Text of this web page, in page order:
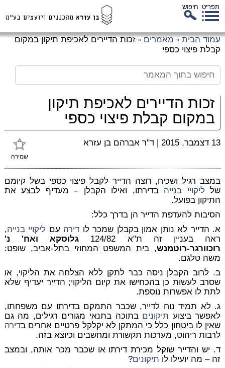
תפריט חיפוש
עמוד הבית » מאמרים » זכות הדיירים לאכיפת תיקון במקום
קבלת פיצוי כספי
זכות הדיירים לאכיפת תיקון
במקום קבלת פיצוי כספי
שמירה
13 דצמבר, 2015 | ד"ר אברהם בן עזרא
במצב רגיל ושכיח, רוצה הדייר לקבל פיצוי כספי בשל קיומם
שלליקויי בנייה בדירתו, ואילו הקבלן – מעדיף לבצע את
התיקון בפועל.
הסיבות להעדפת הדייר הן בדרך כלל:
א. הדייר לא נותן אמון בקבלן שמכר לו דירה עם ליקויי בנייה,
ראה בעניין זה ת"א 124/82
גלוסקא ואח' נ'
רוכוורגר-רוטמנש, בית המשפט המחוזי בתל-אביב, שופט:
משה טלגם.
ב. לרוב הקבלן ניסה כבר לתקן ללא הצלחה את הליקוי, או
שסרב לעשות כן בהכחישו את קיום הליקוי; הדייר יעדיף שלא
לתת לו אפשרות נוספת.
ג. לא תמיד נוח לדייר, שכבר התמקם בדירתו עם משפחתו,
לאפשר ביצוע תיקונים בתוכה בתנאי מגורים רגילים, מה גם
שאין לו ביטחון כלל כי המתקן לא יקלקל פרטיים אחרים בדירה
לרבות ריהוט, מערכות תקשורת ומחשבים וכיוצא בזה.
ד. יש והדייר שוקל מכירת דירתו או שכבר מכר אותה, ובמצב
זה – מה יועילו לו תיקונים?